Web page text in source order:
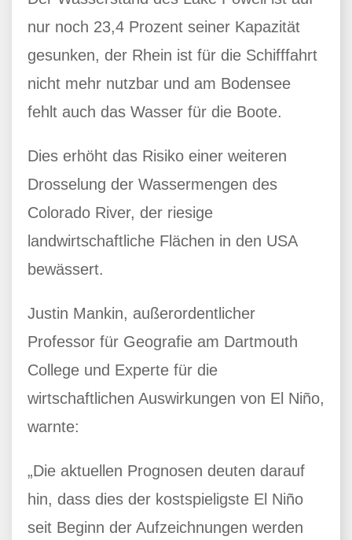
nur noch 23,4 Prozent seiner Kapazität
gesunken, der Rhein ist für die Schifffahrt
nicht mehr nutzbar und am Bodensee
fehlt auch das Wasser für die Boote.
Dies erhöht das Risiko einer weiteren
Drosselung der Wassermengen des
Colorado River, der riesige
landwirtschaftliche Flächen in den USA
bewässert.
Justin Mankin, außerordentlicher
Professor für Geografie am Dartmouth
College und Experte für die
wirtschaftlichen Auswirkungen von El Niño,
warnte:
„Die aktuellen Prognosen deuten darauf
hin, dass dies der kostspieligste El Niño
seit Beginn der Aufzeichnungen werden